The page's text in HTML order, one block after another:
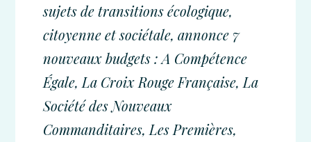
sujets de transitions écologique,
citoyenne et sociétale, annonce 7
nouveaux budgets : A Compétence
Égale, La Croix Rouge Française, La
Société des Nouveaux
Commanditaires, Les Premières,